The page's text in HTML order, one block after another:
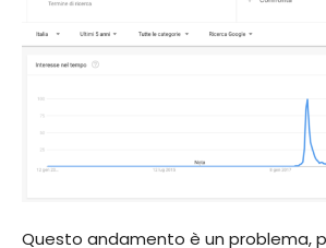
Questo andamento è un problema,